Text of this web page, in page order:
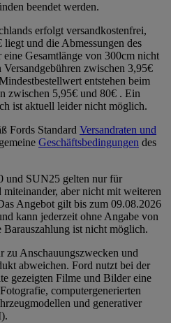
beendet werden.
erfolgt versandkostenfrei,
und die Abmessungen des
Gesamtlänge von 300cm nicht
zwischen 3,95€
entstehen beim
zwischen 5,95€ und 80€ . Ein
ist aktuell leider nicht möglich.
Fords Standard Versandraten und
Geschäftsbedingungen des
und SUN25 gelten nur für
aber nicht mit weiteren
Angebot gilt bis zum 09.08.2026
kann jederzeit ohne Angabe von
ist nicht möglich.
zu Anschauungszwecken und
abweichen. Ford nutzt bei der
gezeigten Filme und Bilder eine
computergenerierten
und generativer